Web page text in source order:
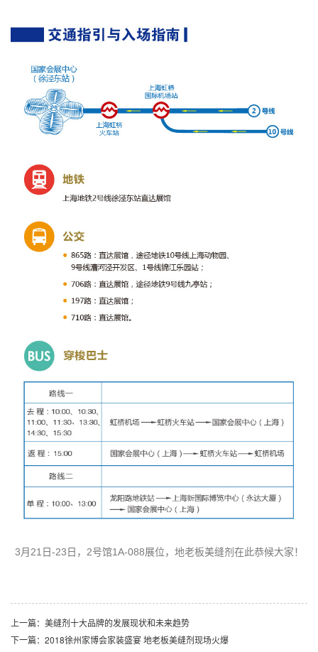
3月21日-23日，2号馆1A-088展位，地老板美缝剂在此恭候大家！
上一篇：美缝剂十大品牌的发展现状和未来趋势
下一篇：2018徐州家博会家装盛宴 地老板美缝剂现场火爆